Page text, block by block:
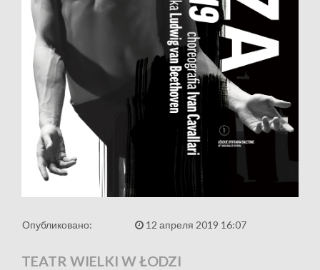
Опубликовано: 12 апреля 2019 16:07
TEATR WIELKI W ŁODZI